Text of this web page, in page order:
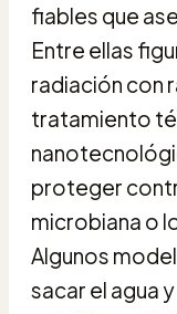
fiables que
Entre ellas
radiación con
tratamiento
proteger
microbiana o
Algunos
sacar el agua